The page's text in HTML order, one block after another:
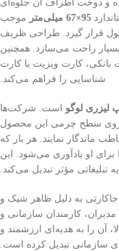
و دوخت اطراف آن جلوه‌ای
95×67 میلی‌متر
موجب
قرار گیرد. طراحی ظریف
راحت می‌سازد. همچنین
بانکی، کارت ویزیت یا کارت
شناسایی را فراهم می‌کند.
لیزری لوگو است. شرکت‌ها
روی سطح چرمی این محصول
ماندگار نمایند. هر بار که
برای او یادآوری می‌شود. این
مؤثر تبدیل می‌کند.
جاکارتی به دلیل ظاهر شیک و
مدیران، کارمندان سازمانی و
آن را به هدیه‌ای ارزشمند و
سازمانی تبدیل کرده است.